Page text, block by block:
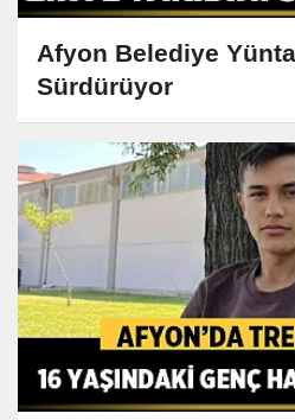
Afyon Belediye
Sürdürüyor